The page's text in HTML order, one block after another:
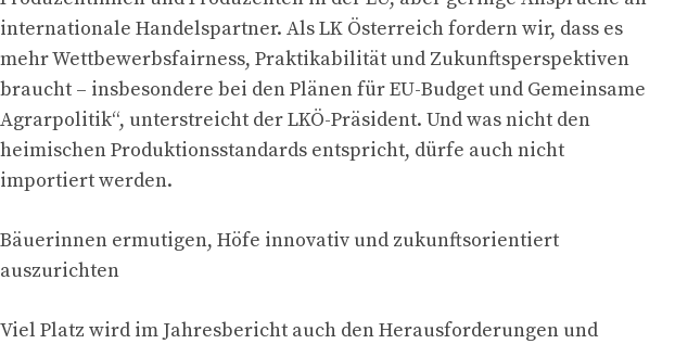
internationale Handelspartner. Als LK Österreich fordern wir, dass es
mehr Wettbewerbsfairness, Praktikabilität und Zukunftsperspektiven
braucht – insbesondere bei den Plänen für EU-Budget und Gemeinsame
Agrarpolitik“, unterstreicht der LKÖ-Präsident. Und was nicht den
heimischen Produktionsstandards entspricht, dürfe auch nicht
importiert werden.
Bäuerinnen ermutigen, Höfe innovativ und zukunftsorientiert
auszurichten
Viel Platz wird im Jahresbericht auch den Herausforderungen und